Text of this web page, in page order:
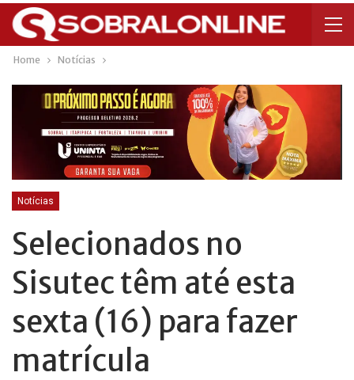
Home Notícias
Notícias
Selecionados no
Sisutec têm até esta
sexta (16) para fazer
matrícula